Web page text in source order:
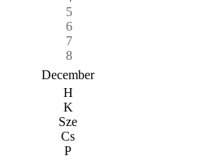
5
6
7
8
December
H
K
Sze
Cs
P